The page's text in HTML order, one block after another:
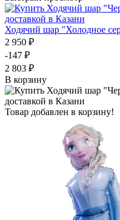
Ходячий шар "Холодное
2 950 ₽
-147 ₽
2 803 ₽
В корзину
Товар добавлен в корзину!